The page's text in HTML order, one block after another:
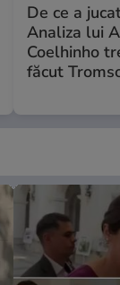
De ce a
Analiza lui
Coelhinho
făcut